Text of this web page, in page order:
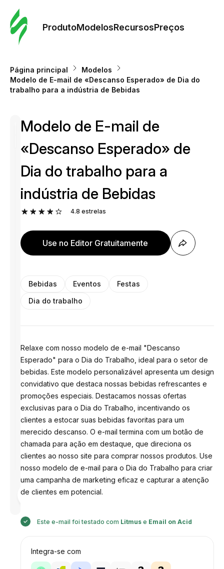
ProdutoModelosRecursosPreços
Página principal
Modelos
Modelo de E-mail de «Descanso Esperado» de Dia do
trabalho para a indústria de Bebidas
Desenhado
por
Modelo de E-mail de
«Descanso Esperado» de
Dia do trabalho para a
indústria de Bebidas
4.8 estrelas
Use no Editor Gratuitamente
Bebidas Eventos
Festas
Dia do trabalho
Relaxe com nosso modelo de e-mail "Descanso
Esperado" para o Dia do Trabalho, ideal para o setor de
bebidas. Este modelo personalizável apresenta um design
convidativo que destaca nossas bebidas refrescantes e
promoções especiais. Destacamos nossas ofertas
exclusivas para o Dia do Trabalho, incentivando os
clientes a estocar suas bebidas favoritas para um
merecido descanso. O e-mail termina com um botão de
chamada para ação em destaque, que direciona os
clientes ao nosso site para comprar nossos produtos. Use
nosso modelo de e-mail para o Dia do Trabalho para criar
uma campanha de marketing eficaz e capturar a atenção
de clientes em potencial.
Este e-mail foi testado com Litmuse Email on Acid
Integra-se com